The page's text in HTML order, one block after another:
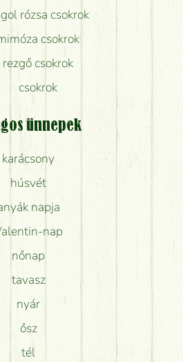
rózsa csokrok
csokrok
rezgő csokrok
csokrok
ünnepek
karácsony
húsvét
napja
nap
nőnap
tavasz
nyár
ősz
tél